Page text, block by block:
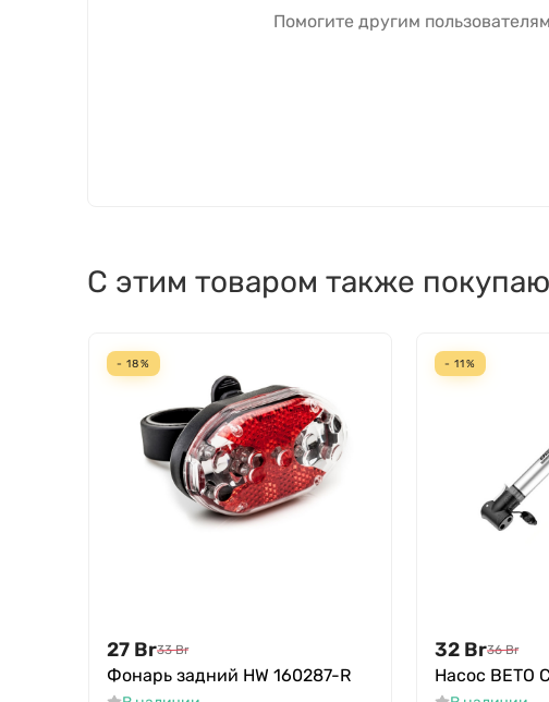
Помогите другим
С этим товаром также
- 18%
27 Br33 Br
Фонарь задний HW 160287-R
- 11%
32 Br36 Br
Насос BETO